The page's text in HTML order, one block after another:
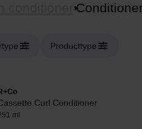
conditioner
Producttype
Curl Conditioner
ml